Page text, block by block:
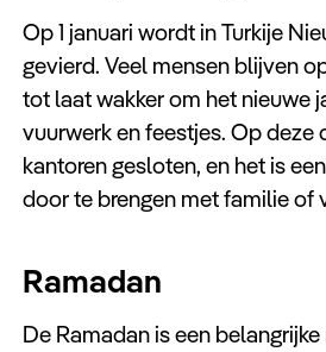
Op 1 januari wordt in Turkije
gevierd. Veel mensen blijven
tot laat wakker om het nieuwe
vuurwerk en feestjes. Op deze
kantoren gesloten, en het is
door te brengen met familie of
Ramadan
De Ramadan is een